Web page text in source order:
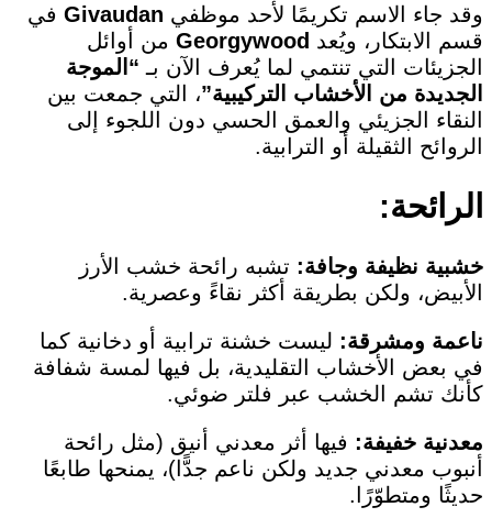
وقد جاء الاسم تكريمًا لأحد موظفي Givaudan في
قسم الابتكار، ويُعد Georgywood من أوائل
الجزيئات التي تنتمي لما يُعرف الآن بـ “الموجة
الجديدة من الأخشاب التركيبية”، التي جمعت بين
النقاء الجزيئي والعمق الحسي دون اللجوء إلى
الروائح الثقيلة أو الترابية.
الرائحة:
خشبية نظيفة وجافة: تشبه رائحة خشب الأرز
الأبيض، ولكن بطريقة أكثر نقاءً وعصرية.
ناعمة ومشرقة: ليست خشنة ترابية أو دخانية كما
في بعض الأخشاب التقليدية، بل فيها لمسة شفافة
كأنك تشم الخشب عبر فلتر ضوئي.
معدنية خفيفة: فيها أثر معدني أنيق (مثل رائحة
أنبوب معدني جديد ولكن ناعم جدًّا)، يمنحها طابعًا
حديثًا ومتطوّرًا.